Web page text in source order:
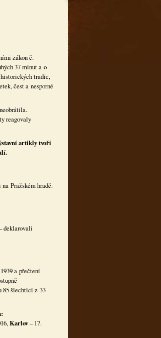
zákon č.
37 minut a o
tradic,
čest a nesporné
reagovaly
artikly tvoří
Pražském hradě.
deklarovali
a přečtení
85 šlechtici z 33
Karlov– 17.